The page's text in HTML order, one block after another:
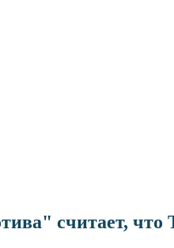
считает,